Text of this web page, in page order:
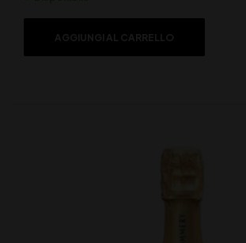
AGGIUNGI AL CARRELLO